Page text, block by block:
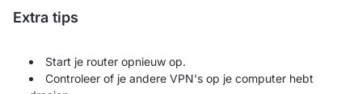
Extra tips
Start je router opnieuw op.
Controleer of je andere VPN's op je computer hebt